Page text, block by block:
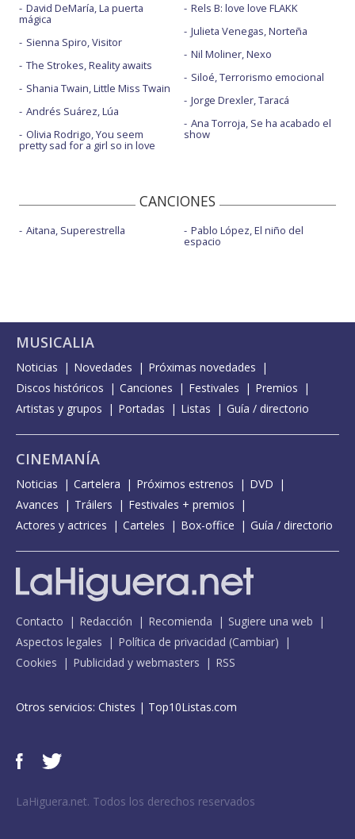
David DeMaría, La puerta
mágica
Sienna Spiro, Visitor
The Strokes, Reality awaits
Shania Twain, Little Miss Twain
Andrés Suárez, Lúa
Olivia Rodrigo, You seem
pretty sad for a girl so in love
Rels B: love love FLAKK
Julieta Venegas, Norteña
Nil Moliner, Nexo
Siloé, Terrorismo emocional
Jorge Drexler, Taracá
Ana Torroja, Se ha acabado el
show
CANCIONES
Aitana, Superestrella Pablo López, El niño del
espacio
MUSICALIA
Noticias Novedades
Próximas novedades
Discos históricos
Canciones Festivales
Premios
Artistas y grupos
Portadas Listas Guía / directorio
CINEMANÍA
Noticias Cartelera Próximos estrenos
DVD
Avances
Tráilers
Festivales + premios
Actores y actrices
Carteles Box-office Guía / directorio
Contacto Redacción Recomienda
Sugiere una web
Aspectos legales
Política de privacidad (Cambiar)
Cookies
Publicidad y webmasters RSS
Otros servicios: Chistes | Top10Listas.com
LaHiguera.net. Todos los derechos reservados